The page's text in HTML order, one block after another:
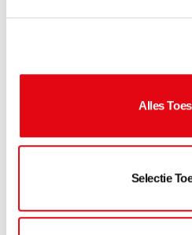
Alles
Selectie